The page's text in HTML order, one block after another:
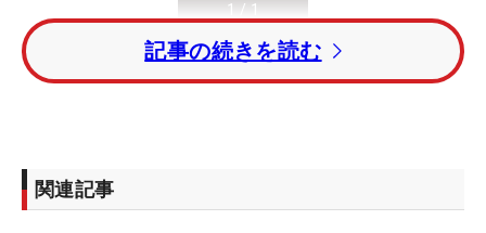
1 / 1
ジョーダン・スピースのウェアは汗でびしょ濡れに （撮影：GettyImage
s）
記事の続きを読む
関連記事